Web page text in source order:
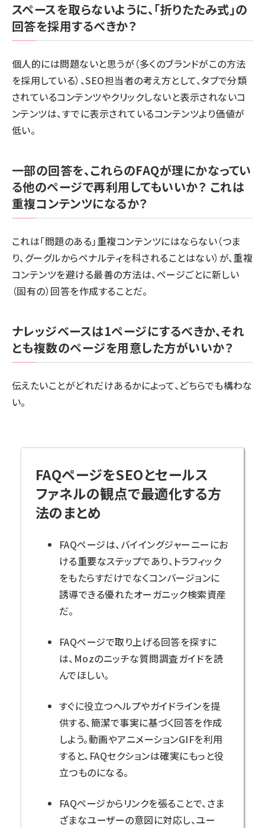
スペースを取らないように、「折りたたみ式」の
回答を採用するべきか？
個人的には問題ないと思うが（多くのブランドがこの方法
を採用している）、SEO担当者の考え方として、タブで分類
されているコンテンツやクリックしないと表示されないコ
ンテンツは、すでに表示されているコンテンツより価値が
低い。
一部の回答を、これらのFAQが理にかなってい
る他のページで再利用してもいいか？ これは
重複コンテンツになるか？
これは「問題のある」重複コンテンツにはならない（つま
り、グーグルからペナルティを科されることはない）が、重複
コンテンツを避ける最善の方法は、ページごとに新しい
（固有の）回答を作成することだ。
ナレッジベースは1ページにするべきか、それ
とも複数のページを用意した方がいいか？
伝えたいことがどれだけあるかによって、どちらでも構わな
い。
FAQページをSEOとセールス
ファネルの観点で最適化する方
法のまとめ
FAQページは、バイイングジャーニーにお
ける重要なステップであり、トラフィック
をもたらすだけでなくコンバージョンに
誘導できる優れたオーガニック検索資産
だ。
FAQページで取り上げる回答を探すに
は、Mozのニッチな質問調査ガイドを読
んでほしい。
すぐに役立つヘルプやガイドラインを提
供する、簡潔で事実に基づく回答を作成
しよう。動画やアニメーションGIFを利用
すると、FAQセクションは確実にもっと役
立つものになる。
FAQページからリンクを張ることで、さま
ざまなユーザーの意図に対応し、ユー